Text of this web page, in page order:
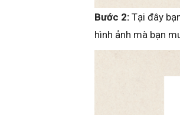
Bước 2: Tại đây
hình ảnh mà bạn